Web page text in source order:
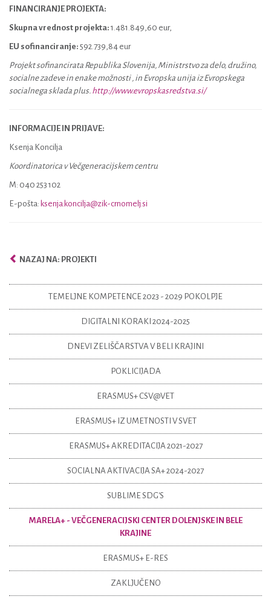
FINANCIRANJE PROJEKTA:
Skupna vrednost projekta: 1.481.849,60 eur,
EU sofinanciranje: 592.739,84 eur
Projekt sofinancirata Republika Slovenija, Ministrstvo za delo, družino,
socialne zadeve in enake možnosti , in Evropska unija iz Evropskega
socialnega sklada plus. http://www.evropskasredstva.si/
INFORMACIJE IN PRIJAVE:
Ksenja Koncilja
Koordinatorica v Večgeneracijskem centru
M: 040 253 102
E-pošta: ksenja.koncilja@zik-crnomelj.si
NAZAJ NA: PROJEKTI
TEMELJNE KOMPETENCE 2023 - 2029 POKOLPJE
DIGITALNI KORAKI 2024-2025
DNEVI ZELIŠČARSTVA V BELI KRAJINI
POKLICIJADA
ERASMUS+ CSV@VET
ERASMUS+ IZ UMETNOSTI V SVET
ERASMUS+ AKREDITACIJA 2021-2027
SOCIALNA AKTIVACIJA SA+ 2024-2027
SUBLIME SDG'S
MARELA+ - VEČGENERACIJSKI CENTER DOLENJSKE IN BELE
KRAJINE
ERASMUS+ E-RES
ZAKLJUČENO